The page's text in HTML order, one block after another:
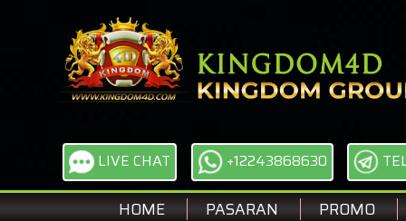
LIVE CHAT +12243868630
HOME PASARAN PROMO